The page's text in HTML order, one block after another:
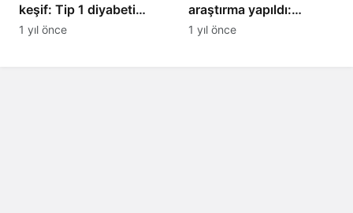
keşif: Tip 1 diyabeti
yıllarca öteliyor
1 yıl önce
araştırma yapıldı:
Uzmanlardan ailelere
1 yıl önce